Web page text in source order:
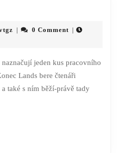
tvtgz 0 Comment
jeden kus pracovního
Lands bere čtenáři
také s ním běží-právě tady